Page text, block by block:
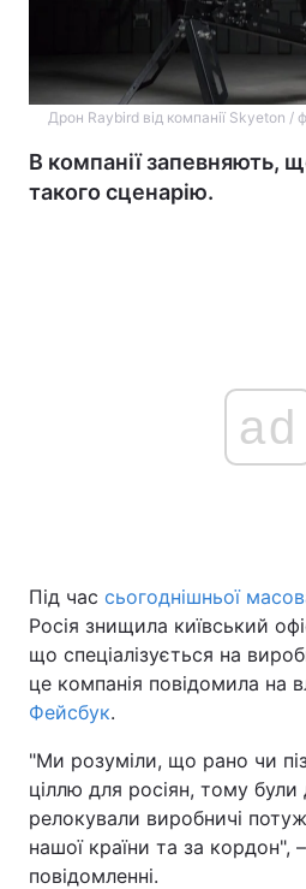
Дрон Raybird від компанії Skyeton
В компанії запевняють,
такого сценарію.
ad
Під час сьогоднішньої
Росія знищила київський
що спеціалізується на
це компанія повідомила на
Фейсбук.
"Ми розуміли, що рано чи
ціллю для росіян, тому були
релокували виробничі
нашої країни та за кордон",
повідомленні.